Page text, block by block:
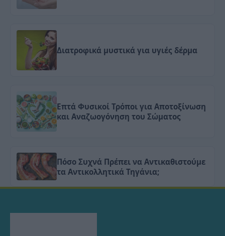
Διατροφικά μυστικά για υγιές δέρμα
Επτά Φυσικοί Τρόποι για Αποτοξίνωση
και Αναζωογόνηση του Σώματος
Πόσο Συχνά Πρέπει να Αντικαθιστούμε
τα Αντικολλητικά Τηγάνια;